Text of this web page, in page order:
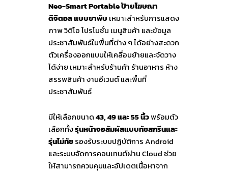
Neo-Smart Portable ป้ายโฆษณา
ดิจิตอล แบบขาพับ เหมาะสำหรับการแสดง
ภาพ วิดีโอ โปรโมชั่น เมนูสินค้า และข้อมูล
ประชาสัมพันธ์ในพื้นที่ต่าง ๆ ได้อย่างสะดวก
ตัวเครื่องออกแบบให้เคลื่อนย้ายและจัดวาง
ได้ง่าย เหมาะสำหรับร้านค้า ร้านอาหาร ห้าง
สรรพสินค้า งานอีเวนต์ และพื้นที่
ประชาสัมพันธ์
มีให้เลือกขนาด43, 49 และ 55 นิ้วพร้อมตัว
เลือกทั้งรุ่นหน้าจอสัมผัสแบบทัชสกรีนและ
รุ่นไม่ทัชรองรับระบบปฏิบัติการ Android
และระบบจัดการคอนเทนต์ผ่าน Cloud ช่วย
ให้สามารถควบคุมและอัปเดตเนื้อหาจาก